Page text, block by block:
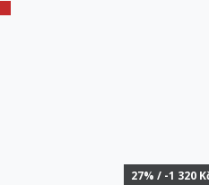
27% / -1 320